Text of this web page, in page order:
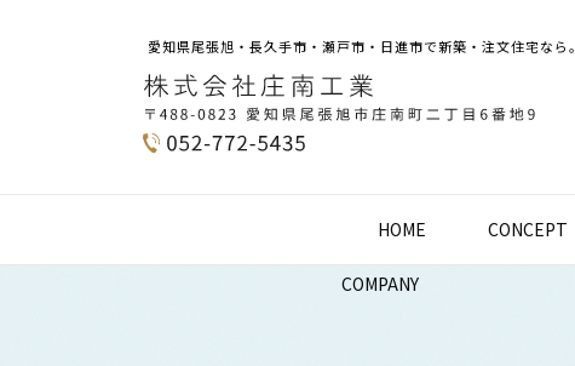
愛知県尾張旭・長久手市・瀬戸市・日進市で新築・注文住宅なら。
HOME CONCEPT
COMPANY